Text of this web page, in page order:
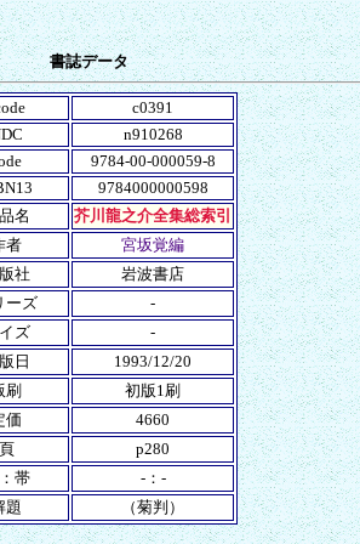
書誌データ
c0391
n910268
9784-00-000059-8
9784000000598
名
芥川龍之介全集総索引
者
宮坂覚編
社
岩波書店
ーズ
-
ズ
-
日
1993/12/20
刷
初版1刷
価
4660
頁
p280
帯
-：-
題
（菊判）